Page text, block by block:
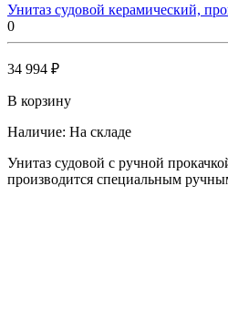
Унитаз судовой керамический,
0
34 994 ₽
В корзину
Наличие: На складе
Унитаз судовой с ручной
производится специальным